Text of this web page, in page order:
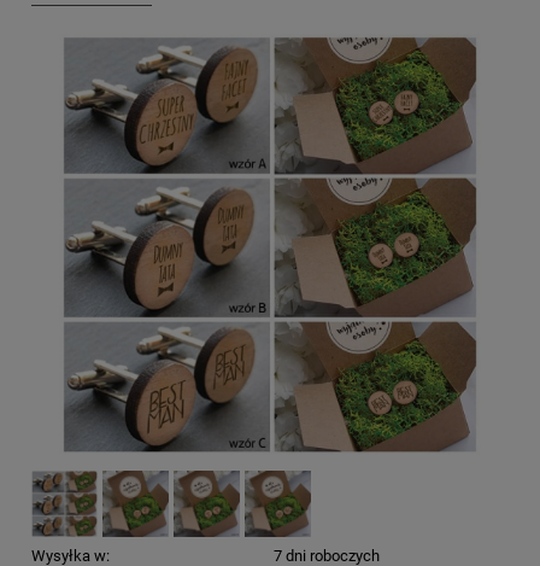
Wysyłka w: 7 dni roboczych